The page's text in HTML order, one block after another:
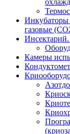
Инкубаторы
газовые
Камеры